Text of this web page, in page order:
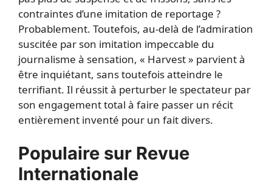
contraintes d’une imitation de reportage ?
Probablement. Toutefois, au-delà de l’admiration
suscitée par son imitation impeccable du
journalisme à sensation, « Harvest » parvient à
être inquiétant, sans toutefois atteindre le
terrifiant. Il réussit à perturber le spectateur par
son engagement total à faire passer un récit
entièrement inventé pour un fait divers.
Populaire sur Revue
Internationale